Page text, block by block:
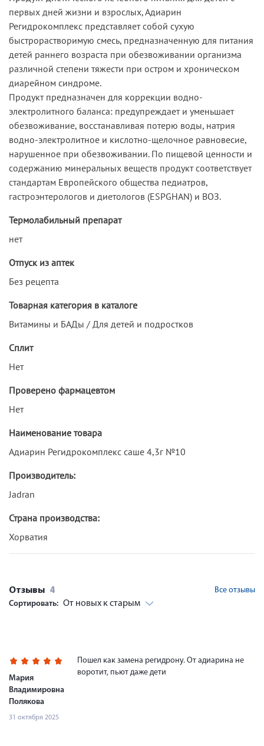
первых дней жизни и взрослых, Адиарин
Регидрокомплекс представляет собой сухую
быстрорастворимую смесь, предназначенную для питания
детей раннего возраста при обезвоживании организма
различной степени тяжести при остром и хроническом
диарейном синдроме.
Продукт предназначен для коррекции водно-
электролитного баланса: предупреждает и уменьшает
обезвоживание, восстанавливая потерю воды, натрия
водно-электролитное и кислотно-щелочное равновесие,
нарушенное при обезвоживании. По пищевой ценности и
содержанию минеральных веществ продукт соответствует
стандартам Европейского общества педиатров,
гастроэнтерологов и диетологов (ESPGHAN) и ВОЗ.
Термолабильный препарат
нет
Отпуск из аптек
Без рецепта
Товарная категория в каталоге
Витамины и БАДы / Для детей и подростков
Сплит
Нет
Проверено фармацевтом
Нет
Наименование товара
Адиарин Регидрокомплекс саше 4,3г №10
Производитель:
Jadran
Страна производства:
Хорватия
Отзывы 4
Все отзывы
Сортировать: От новых к старым
Мария
Владимировна
Полякова
31 октября 2025
Пошел как замена регидрону. От адиарина не
воротит, пьют даже дети